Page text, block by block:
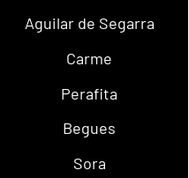
Aguilar de Segarra
Carme
Perafita
Begues
Sora